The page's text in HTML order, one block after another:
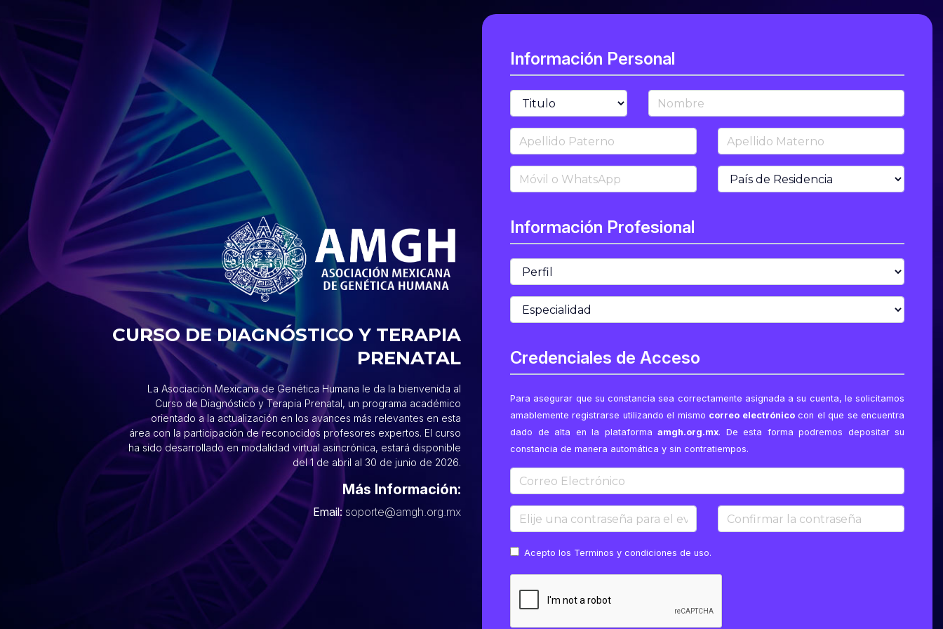
CURSO DE DIAGNÓSTICO Y TERAPIA
PRENATAL
La Asociación Mexicana de Genética Humana le da la bienvenida al
Curso de Diagnóstico y Terapia Prenatal, un programa académico
orientado a la actualización en los avances más relevantes en esta
área con la participación de reconocidos profesores expertos. El curso
ha sido desarrollado en modalidad virtual asincrónica, estará disponible
del 1 de abril al 30 de junio de 2026.
Más Información:
Email: soporte@amgh.org.mx
Información Personal
Titulo Nombre
Apellido Paterno Apellido Materno
Móvil País de Residencia
Información Profesional
Perfil
Especialidad
Credenciales de Acceso
Para asegurar que su constancia sea correctamente asignada a su cuenta, le solicitamos
amablemente registrarse utilizando el mismo correo electrónicocon el que se encuentra
dado de alta en la plataforma amgh.org.mx. De esta forma podremos depositar su
constancia de manera automática y sin contratiempos.
Correo Electrónico
Elije una contraseña para el evento Confirmar la contraseña
Acepto los Terminos y condiciones de uso.